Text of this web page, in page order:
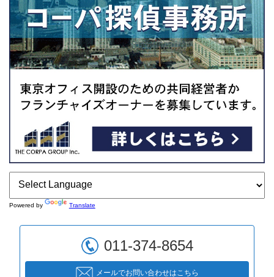
Powered by Translate
011-374-8654
メールでお問い合わせはこちら